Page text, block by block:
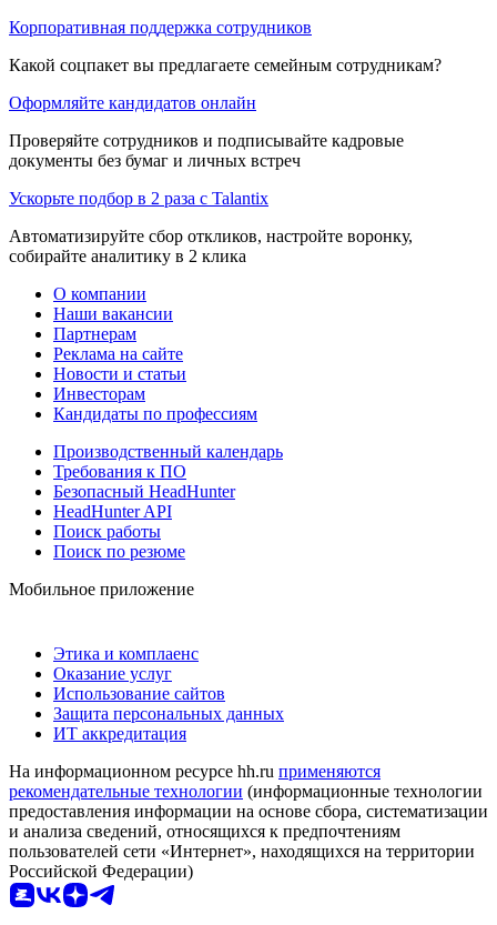
Корпоративная поддержка сотрудников
Какой соцпакет вы предлагаете семейным сотрудникам?
Оформляйте кандидатов онлайн
Проверяйте сотрудников и подписывайте кадровые
документы без бумаг и личных встреч
Ускорьте подбор в 2 раза с Talantix
Автоматизируйте сбор откликов, настройте воронку,
собирайте аналитику в 2 клика
О компании
Наши вакансии
Партнерам
Реклама на сайте
Новости и статьи
Инвесторам
Кандидаты по профессиям
Производственный календарь
Требования к ПО
Безопасный HeadHunter
HeadHunter API
Поиск работы
Поиск по резюме
Мобильное приложение
Этика и комплаенс
Оказание услуг
Использование сайтов
Защита персональных данных
ИТ аккредитация
На информационном ресурсе hh.ru применяются
рекомендательные технологии (информационные технологии
предоставления информации на основе сбора, систематизации
и анализа сведений, относящихся к предпочтениям
пользователей сети «Интернет», находящихся на территории
Российской Федерации)